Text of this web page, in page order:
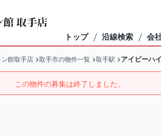
トップ 沿線検索 会
館取手店 取手市の物件一覧 取手駅 アイビーハ
この物件の募集は終了しました。